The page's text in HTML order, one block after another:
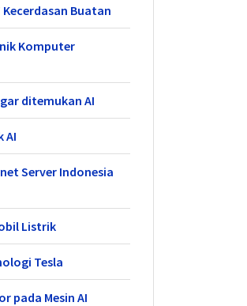
Kecerdasan Buatan
Komputer
ditemukan AI
AI
Server Indonesia
Listrik
Tesla
pada Mesin AI